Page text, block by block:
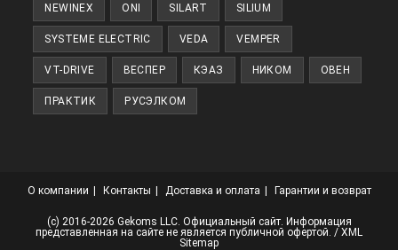
NEWINEX ONI SILART SILIUM
SYSTEME ELECTRIC VEDA VEMPER
VT-DRIVE ВЕСПЕР КЭАЗ НИКОМ ОВЕН
ПРАКТИК РУСЭЛКОМ
О компании Контакты Доставка и оплата Гарантии и возврат
(с) 2016-2026 Gekoms LLC. Официальный сайт. Информация
представленная на сайте не является публичной офертой. / XML
Sitemap